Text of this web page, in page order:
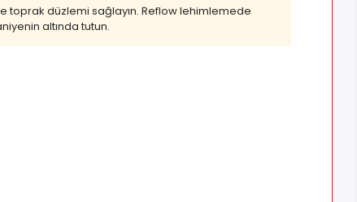
toprak düzlemi sağlayın. Reflow lehimlemede
altında tutun.